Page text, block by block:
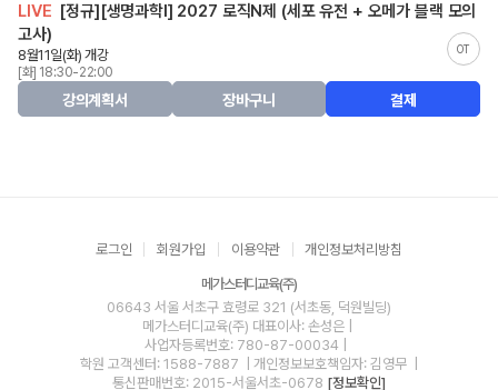
LIVE [정규][생명과학I] 2027 로직N제 (세포 유전 + 오메가 블랙 모의
고사)
OT
8월11일(화) 개강
[화] 18:30-22:00
강의계획서 장바구니 결제
로그인 회원가입 이용약관 개인정보처리방침
메가스터디교육(주)
06643 서울 서초구 효령로 321 (서초동, 덕원빌딩)
메가스터디교육(주) 대표이사: 손성은 |
사업자등록번호: 780-87-00034
학원 고객센터: 1588-7887
| 개인정보보호책임자: 김영무
통신판매번호: 2015-서울서초-0678 [정보확인]